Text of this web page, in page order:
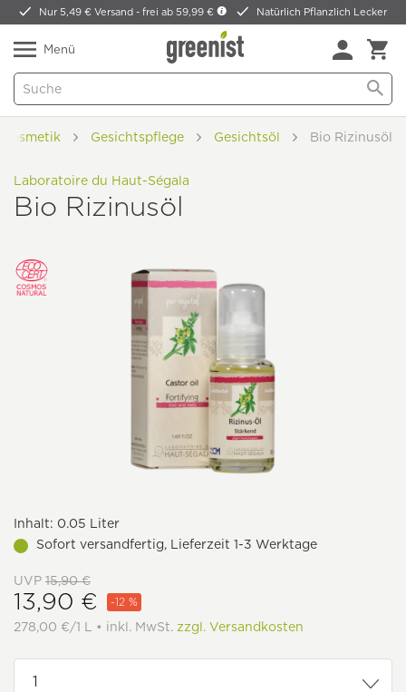
Nur 5,49 € Versand -frei ab 59,99 € Natürlich Pflanzlich Lecker
Menü
Gesichtspflege Gesichtsöl Bio Rizinusöl
Laboratoire du Haut-Ségala
Bio Rizinusöl
Inhalt: 0.05 Liter
Sofort versandfertig, Lieferzeit 1-3 Werktage
UVP 15,90 €
13,90 € -12 %
278,00 €/1 L • inkl. MwSt. zzgl. Versandkosten